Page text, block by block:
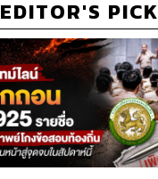
EDITOR'S PICK